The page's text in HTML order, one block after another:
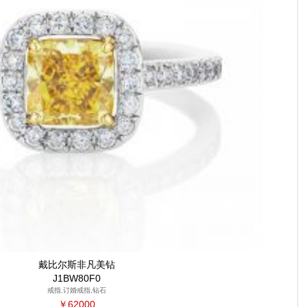
戴比尔斯非凡美钻
J1BW80F0
戒指,订婚戒指,钻石
￥62000